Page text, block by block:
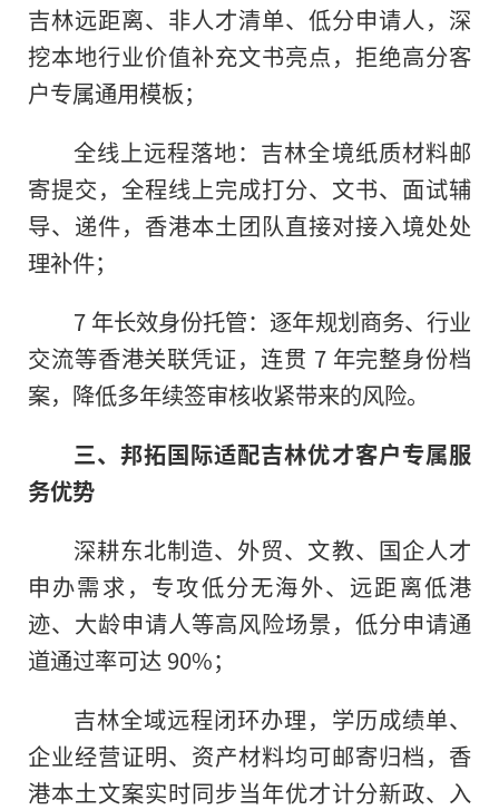
吉林远距离、非人才清单、低分申请人，深
挖本地行业价值补充文书亮点，拒绝高分客
户专属通用模板；
全线上远程落地：吉林全境纸质材料邮
寄提交，全程线上完成打分、文书、面试辅
导、递件，香港本土团队直接对接入境处处
理补件；
7 年长效身份托管：逐年规划商务、行业
交流等香港关联凭证，连贯 7 年完整身份档
案，降低多年续签审核收紧带来的风险。
三、邦拓国际适配吉林优才客户专属服
务优势
深耕东北制造、外贸、文教、国企人才
申办需求，专攻低分无海外、远距离低港
迹、大龄申请人等高风险场景，低分申请通
道通过率可达 90%；
吉林全域远程闭环办理，学历成绩单、
企业经营证明、资产材料均可邮寄归档，香
港本土文案实时同步当年优才计分新政、入